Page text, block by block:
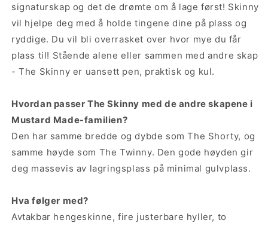
signaturskap og det de drømte om å lage først! Skinny
vil hjelpe deg med å holde tingene dine på plass og
ryddige. Du vil bli overrasket over hvor mye du får
plass til! Stående alene eller sammen med andre skap
- The Skinny er uansett pen, praktisk og kul.
Hvordan passer The Skinny med de andre skapene i
Mustard Made-familien?
Den har samme bredde og dybde som The Shorty, og
samme høyde som The Twinny. Den gode høyden gir
deg massevis av lagringsplass på minimal gulvplass.
Hva følger med?
Avtakbar hengeskinne, fire justerbare hyller, to